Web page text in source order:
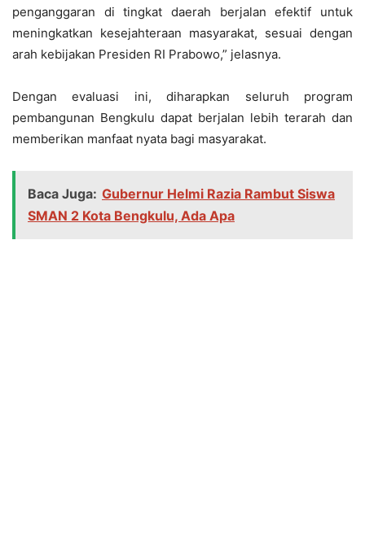
penganggaran di tingkat daerah berjalan efektif untuk
meningkatkan kesejahteraan masyarakat, sesuai dengan
arah kebijakan Presiden RI Prabowo,” jelasnya.
Dengan evaluasi ini, diharapkan seluruh program
pembangunan Bengkulu dapat berjalan lebih terarah dan
memberikan manfaat nyata bagi masyarakat.
Baca Juga: Gubernur Helmi Razia Rambut Siswa
SMAN 2 Kota Bengkulu, Ada Apa